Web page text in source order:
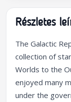
Részletes
The Galactic
collection of
Worlds to the
enjoyed many
under the